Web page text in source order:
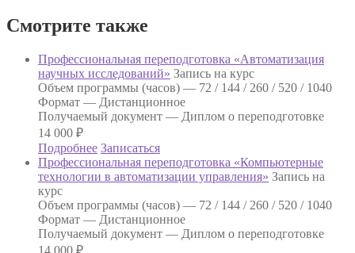
Смотрите также
Профессиональная переподготовка «Автоматизация
научных исследований» Запись на курс
Объем программы (часов) — 72 / 144 / 260 / 520 / 1040
Формат — Дистанционное
Получаемый документ — Диплом о переподготовке
14 000 ₽
Подробнее Записаться
Профессиональная переподготовка «Компьютерные
технологии в автоматизации управления» Запись на
курс
Объем программы (часов) — 72 / 144 / 260 / 520 / 1040
Формат — Дистанционное
Получаемый документ — Диплом о переподготовке
14 000 ₽